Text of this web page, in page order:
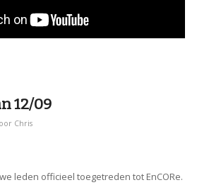
12/09
Chris
leden officieel toegetreden tot EnCORe.